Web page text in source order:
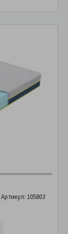
Артикул: 105803